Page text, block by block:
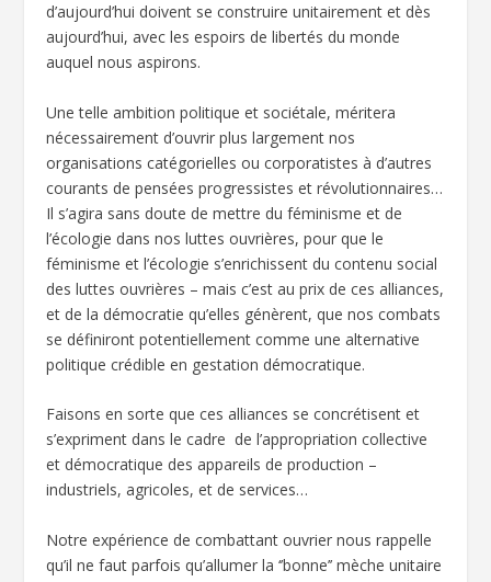
d’aujourd’hui doivent se construire unitairement et dès
aujourd’hui, avec les espoirs de libertés du monde
auquel nous aspirons.
Une telle ambition politique et sociétale, méritera
nécessairement d’ouvrir plus largement nos
organisations catégorielles ou corporatistes à d’autres
courants de pensées progressistes et révolutionnaires…
Il s’agira sans doute de mettre du féminisme et de
l’écologie dans nos luttes ouvrières, pour que le
féminisme et l’écologie s’enrichissent du contenu social
des luttes ouvrières – mais c’est au prix de ces alliances,
et de la démocratie qu’elles génèrent, que nos combats
se définiront potentiellement comme une alternative
politique crédible en gestation démocratique.
Faisons en sorte que ces alliances se concrétisent et
s’expriment dans le cadre de l’appropriation collective
et démocratique des appareils de production –
industriels, agricoles, et de services…
Notre expérience de combattant ouvrier nous rappelle
qu’il ne faut parfois qu’allumer la ‘’bonne’’ mèche unitaire